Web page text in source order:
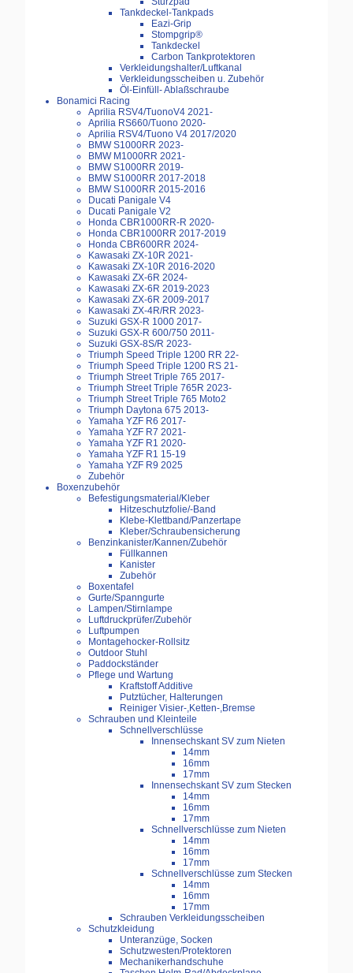
Tankdeckel-Tankpads
Eazi-Grip
Stompgrip®
Tankdeckel
Carbon Tankprotektoren
Verkleidungshalter/Luftkanal
Verkleidungsscheiben u. Zubehör
Öl-Einfüll- Ablaßschraube
Bonamici Racing
Aprilia RSV4/TuonoV4 2021-
Aprilia RS660/Tuono 2020-
Aprilia RSV4/Tuono V4 2017/2020
BMW S1000RR 2023-
BMW M1000RR 2021-
BMW S1000RR 2019-
BMW S1000RR 2017-2018
BMW S1000RR 2015-2016
Ducati Panigale V4
Ducati Panigale V2
Honda CBR1000RR-R 2020-
Honda CBR1000RR 2017-2019
Honda CBR600RR 2024-
Kawasaki ZX-10R 2021-
Kawasaki ZX-10R 2016-2020
Kawasaki ZX-6R 2024-
Kawasaki ZX-6R 2019-2023
Kawasaki ZX-6R 2009-2017
Kawasaki ZX-4R/RR 2023-
Suzuki GSX-R 1000 2017-
Suzuki GSX-R 600/750 2011-
Suzuki GSX-8S/R 2023-
Triumph Speed Triple 1200 RR 22-
Triumph Speed Triple 1200 RS 21-
Triumph Street Triple 765 2017-
Triumph Street Triple 765R 2023-
Triumph Street Triple 765 Moto2
Triumph Daytona 675 2013-
Yamaha YZF R6 2017-
Yamaha YZF R7 2021-
Yamaha YZF R1 2020-
Yamaha YZF R1 15-19
Yamaha YZF R9 2025
Zubehör
Boxenzubehör
Befestigungsmaterial/Kleber
Hitzeschutzfolie/-Band
Klebe-Klettband/Panzertape
Kleber/Schraubensicherung
Benzinkanister/Kannen/Zubehör
Füllkannen
Kanister
Zubehör
Boxentafel
Gurte/Spanngurte
Lampen/Stirnlampe
Luftdruckprüfer/Zubehör
Luftpumpen
Montagehocker-Rollsitz
Outdoor Stuhl
Paddockständer
Pflege und Wartung
Kraftstoff Additive
Putztücher, Halterungen
Reiniger Visier-,Ketten-,Bremse
Schrauben und Kleinteile
Schnellverschlüsse
Innensechskant SV zum Nieten
14mm
16mm
17mm
Innensechskant SV zum Stecken
14mm
16mm
17mm
Schnellverschlüsse zum Nieten
14mm
16mm
17mm
Schnellverschlüsse zum Stecken
14mm
16mm
17mm
Schrauben Verkleidungsscheiben
Schutzkleidung
Unteranzüge, Socken
Schutzwesten/Protektoren
Mechanikerhandschuhe